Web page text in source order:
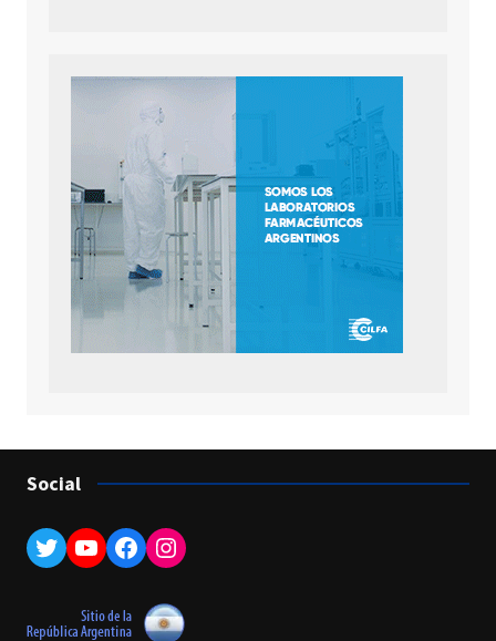
Social
Twitter
YouTube
Facebook
Instagram